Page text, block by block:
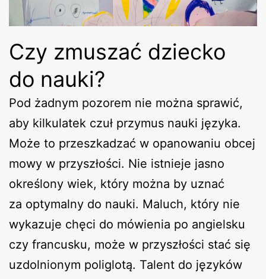
Czy zmuszać dziecko
do nauki?
Pod żadnym pozorem nie można sprawić,
aby kilkulatek czuł przymus nauki języka.
Może to przeszkadzać w opanowaniu obcej
mowy w przyszłości. Nie istnieje jasno
określony wiek, który można by uznać
za optymalny do nauki. Maluch, który nie
wykazuje chęci do mówienia po angielsku
czy francusku, może w przyszłości stać się
uzdolnionym poliglotą. Talent do języków